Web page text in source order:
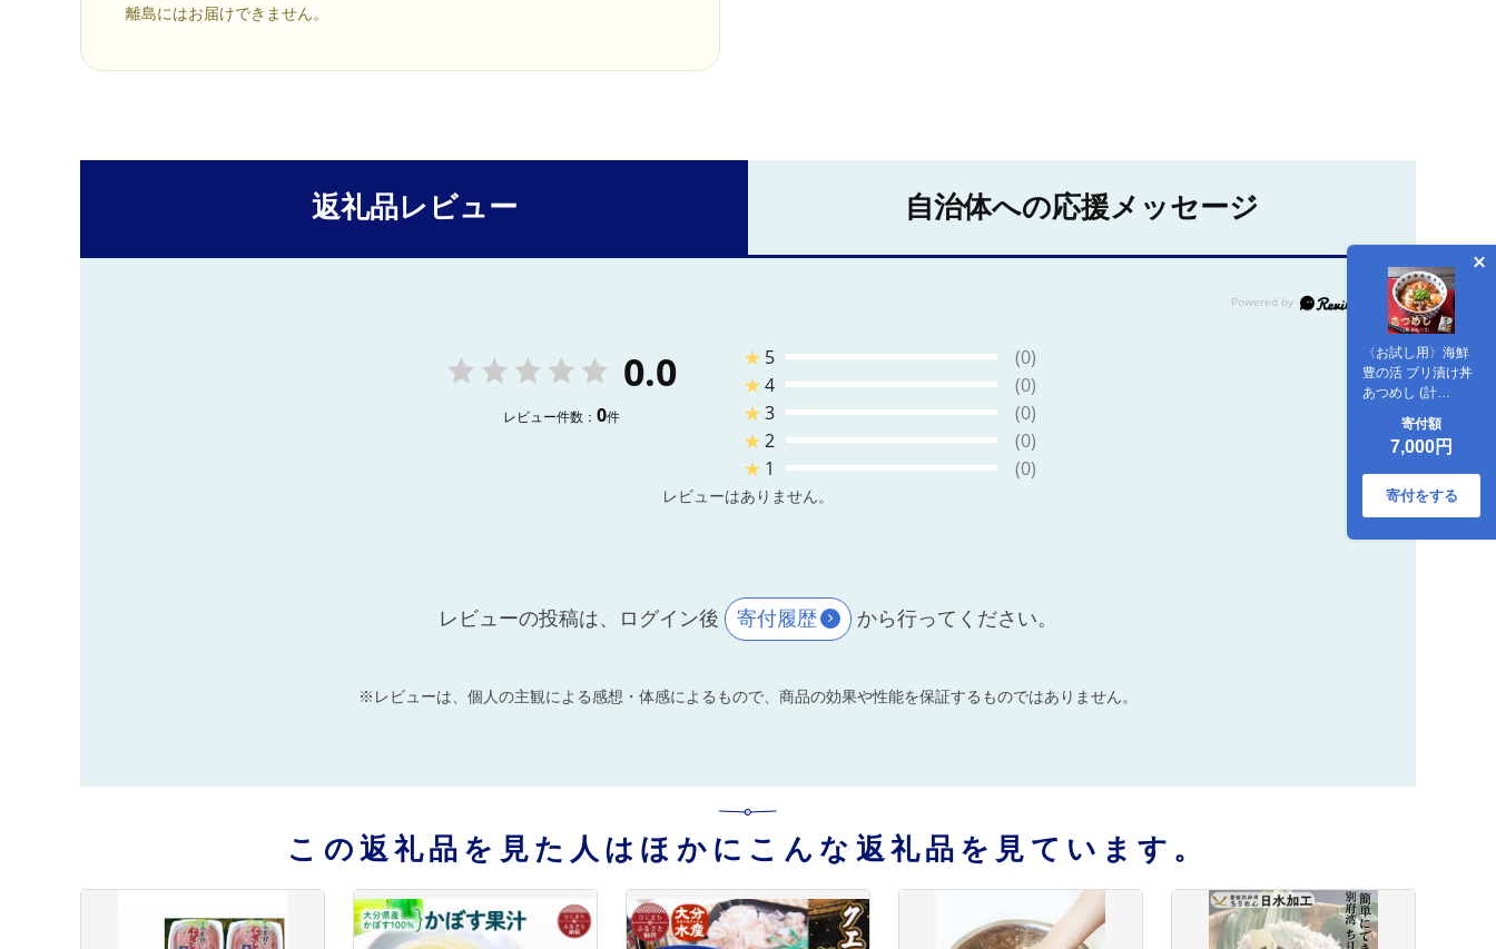
離島にはお届けできません。
〈お試し用〉海鮮
豊の活 ブリ漬け丼
あつめし (計
(日出町)【配送不可
地域：離島】
寄付額
7,000円
寄付をする
返礼品レビュー 自治体への応援メッセージ
0.0
レビュー件数： 0件
★ 5
(0)
★4
(0)
★3
(0)
★2
(0)
★ 1 (0)
レビューはありません。
レビューの投稿は、ログイン後 寄付履歴 から行ってください。
※レビューは、個人の主観による感想・体感によるもので、商品の効果や性能を保証するものではありません。
この返礼品を見た人はほかにこんな返礼品を見ています。